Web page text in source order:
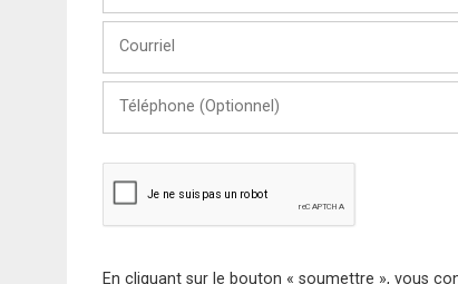
Nom
(Optionnel)
En cliquant sur le bouton « soumettre », vous